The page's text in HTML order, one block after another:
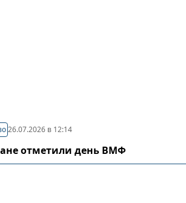
26.07.2026 в 12:14
отметили день ВМФ